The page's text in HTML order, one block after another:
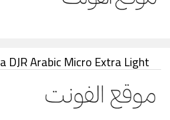
DJR Arabic Micro Extra Light